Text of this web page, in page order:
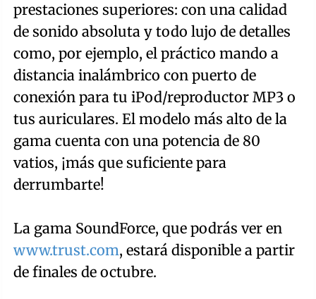
prestaciones superiores: con una calidad
de sonido absoluta y todo lujo de detalles
como, por ejemplo, el práctico mando a
distancia inalámbrico con puerto de
conexión para tu iPod/reproductor MP3 o
tus auriculares. El modelo más alto de la
gama cuenta con una potencia de 80
vatios, ¡más que suficiente para
derrumbarte!
La gama SoundForce, que podrás ver en
www.trust.com, estará disponible a partir
de finales de octubre.